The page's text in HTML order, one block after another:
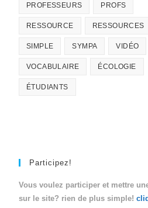
PROFESSEURS PROFS
RESSOURCE RESSOURCES
SIMPLE SYMPA VIDÉO
VOCABULAIRE ÉCOLOGIE
ÉTUDIANTS
Participez!
Vous voulez participer et mettre
sur le site? rien de plus simple!